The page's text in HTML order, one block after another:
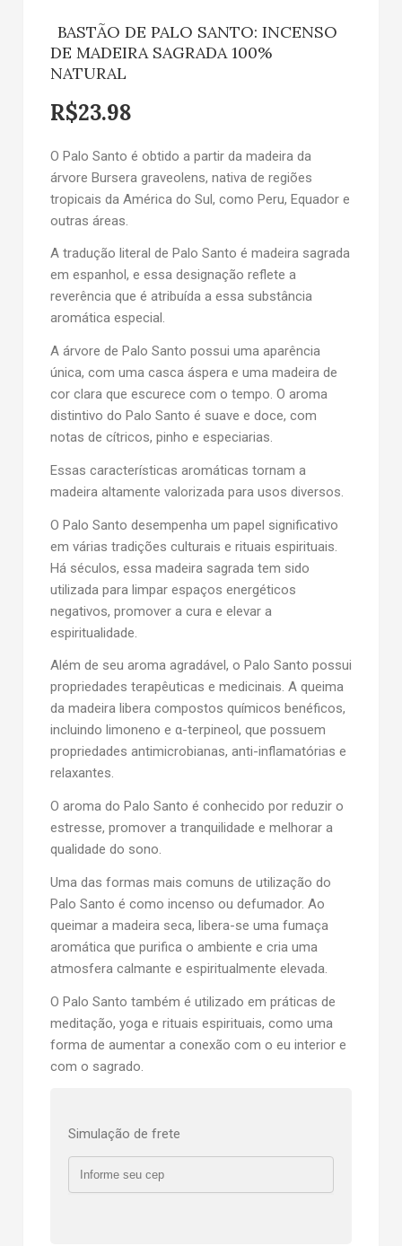
BASTÃO DE PALO SANTO: INCENSO
DE MADEIRA SAGRADA 100%
NATURAL
R$23.98
O Palo Santo é obtido a partir da madeira da
árvore Bursera graveolens, nativa de regiões
tropicais da América do Sul, como Peru, Equador e
outras áreas.
A tradução literal de Palo Santo é madeira sagrada
em espanhol, e essa designação reflete a
reverência que é atribuída a essa substância
aromática especial.
A árvore de Palo Santo possui uma aparência
única, com uma casca áspera e uma madeira de
cor clara que escurece com o tempo. O aroma
distintivo do Palo Santo é suave e doce, com
notas de cítricos, pinho e especiarias.
Essas características aromáticas tornam a
madeira altamente valorizada para usos diversos.
O Palo Santo desempenha um papel significativo
em várias tradições culturais e rituais espirituais.
Há séculos, essa madeira sagrada tem sido
utilizada para limpar espaços energéticos
negativos, promover a cura e elevar a
espiritualidade.
Além de seu aroma agradável, o Palo Santo possui
propriedades terapêuticas e medicinais. A queima
da madeira libera compostos químicos benéficos,
incluindo limoneno e α-terpineol, que possuem
propriedades antimicrobianas, anti-inflamatórias e
relaxantes.
O aroma do Palo Santo é conhecido por reduzir o
estresse, promover a tranquilidade e melhorar a
qualidade do sono.
Uma das formas mais comuns de utilização do
Palo Santo é como incenso ou defumador. Ao
queimar a madeira seca, libera-se uma fumaça
aromática que purifica o ambiente e cria uma
atmosfera calmante e espiritualmente elevada.
O Palo Santo também é utilizado em práticas de
meditação, yoga e rituais espirituais, como uma
forma de aumentar a conexão com o eu interior e
com o sagrado.
Simulação de frete